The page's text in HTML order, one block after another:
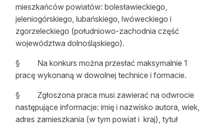
mieszkańców powiatów: bolesławieckiego,
jeleniogórskiego, lubańskiego, lwóweckiego i
zgorzeleckiego (południowo-zachodnia część
województwa dolnośląskiego).
§
Na konkurs można przesłać maksymalnie 1
pracę wykonaną w dowolnej technice i formacie.
§
Zgłoszona praca musi zawierać na odwrocie
następujące informacje: imię i nazwisko autora, wiek,
adres zamieszkania (w tym powiat i kraj), tytuł